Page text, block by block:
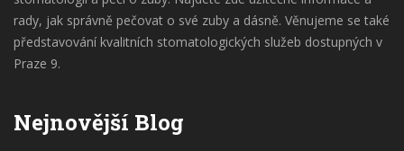
rady, jak správně pečovat o své zuby a dásně. Věnujeme se také
představování kvalitních stomatologických služeb dostupných v
Praze 9.
Nejnovější Blog